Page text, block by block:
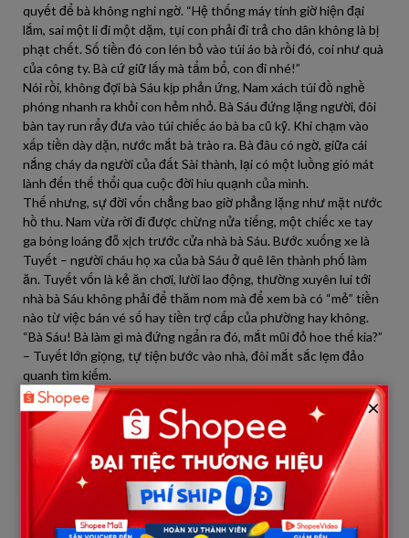
quyết để bà không nghi ngờ. “Hệ thống máy tính giờ hiện đại
lắm, sai một li đi một dặm, tụi con phải đi trả cho dân không là bị
phạt chết. Số tiền đó con lén bỏ vào túi áo bà rồi đó, coi như quà
của công ty. Bà cứ giữ lấy mà tẩm bổ, con đi nhé!”
Nói rồi, không đợi bà Sáu kịp phản ứng, Nam xách túi đồ nghề
phóng nhanh ra khỏi con hẻm nhỏ. Bà Sáu đứng lặng người, đôi
bàn tay run rẩy đưa vào túi chiếc áo bà ba cũ kỹ. Khi chạm vào
xấp tiền dày dặn, nước mắt bà trào ra. Bà đâu có ngờ, giữa cái
nắng cháy da người của đất Sài thành, lại có một luồng gió mát
lành đến thế thổi qua cuộc đời hiu quạnh của mình.
Thế nhưng, sự đời vốn chẳng bao giờ phẳng lặng như mặt nước
hồ thu. Nam vừa rời đi được chừng nửa tiếng, một chiếc xe tay
ga bóng loáng đỗ xịch trước cửa nhà bà Sáu. Bước xuống xe là
Tuyết – người cháu họ xa của bà Sáu ở quê lên thành phố làm
ăn. Tuyết vốn là kẻ ăn chơi, lười lao động, thường xuyên lui tới
nhà bà Sáu không phải để thăm nom mà để xem bà có “mẻ” tiền
nào từ việc bán vé số hay tiền trợ cấp của phường hay không.
“Bà Sáu! Bà làm gì mà đứng ngẩn ra đó, mắt mũi đỏ hoe thế kia?”
– Tuyết lớn giọng, tự tiện bước vào nhà, đôi mắt sắc lẹm đảo
quanh tìm kiếm.
Bà Sáu thật thà, lại đang xúc động nên chẳng giấu giếm: “Tuyết
hả con? May quá, có anh thợ điện tốt bụng, bảo là điện lực trả
tiền thừa mấy năm nay cho bà. Anh ấy vừa nhét vào túi áo bà
một xấp tiền lớn lắm.”
Nghe đến chữ “tiền”, mắt Tuyết sáng rực lên như mèo thấy mỡ.
Ả vờ vịt hỏi han: “Đâu, bà cho con xem nào? Để con đếm giúp
cho, kẻo người ta lừa bà tiền giả thì khổ.”
You may also like
×